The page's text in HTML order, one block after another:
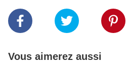
Vous aimerez aussi